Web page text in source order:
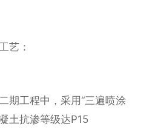
艺：
期工程中，采用“三遍喷涂
土抗渗等级达P15